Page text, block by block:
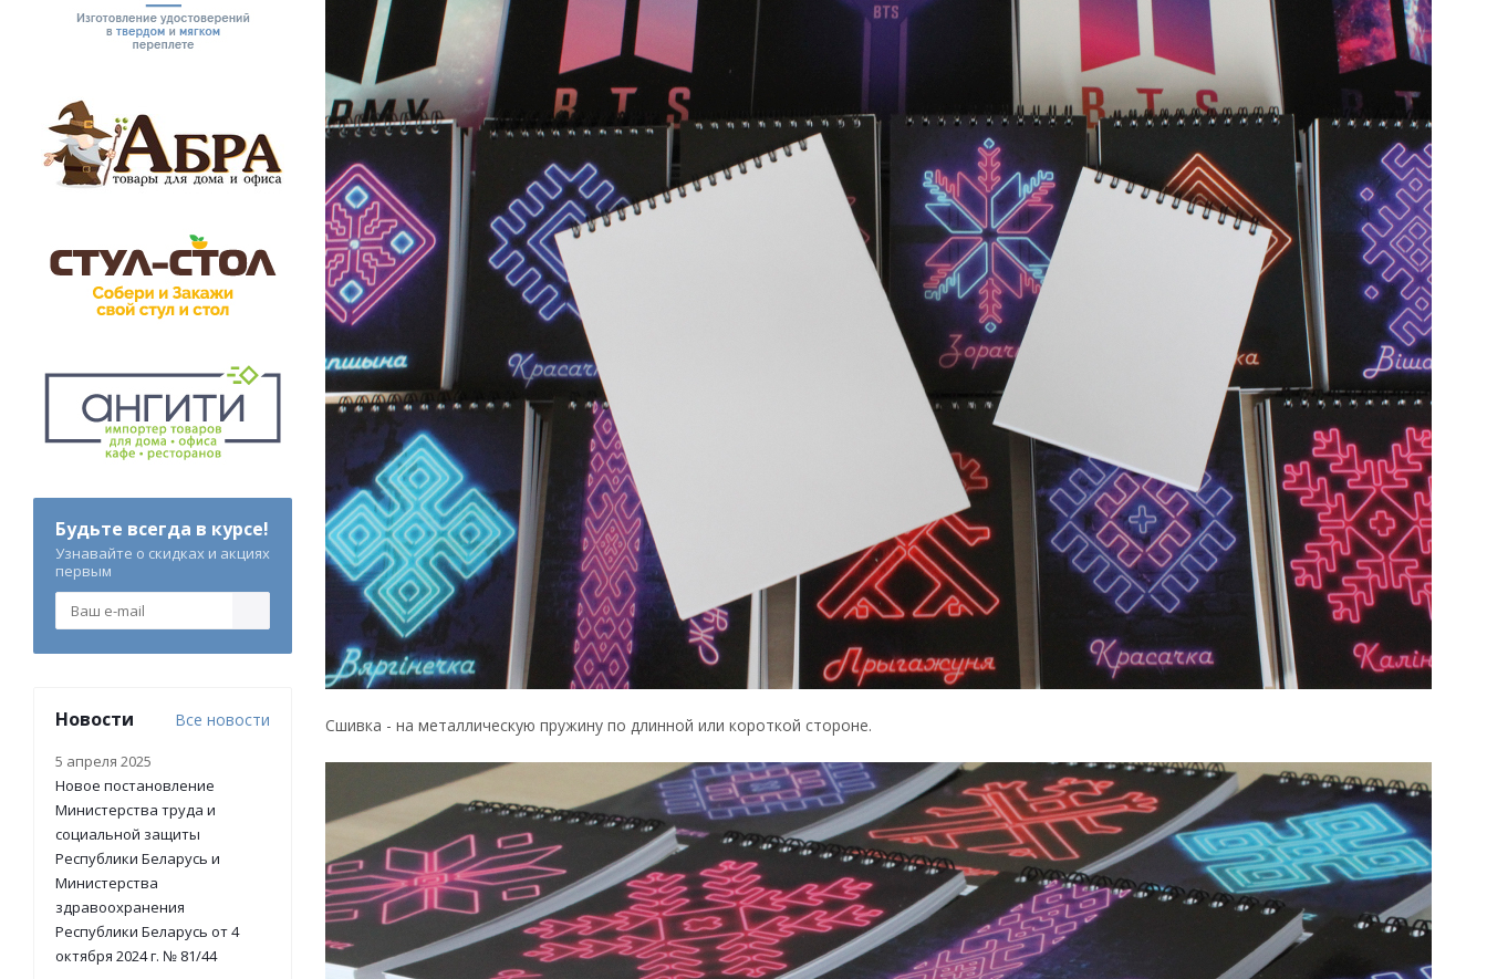
Сшивка - на металлическую пружину по длинной или короткой стороне.
Будьте всегда в курсе!
Узнавайте о скидках и акциях
первым
Новости Все новости
5 апреля 2025
Новое постановление
Министерства труда и
социальной защиты
Республики Беларусь и
Министерства
здравоохранения
Республики Беларусь от 4
октября 2024 г. № 81/44